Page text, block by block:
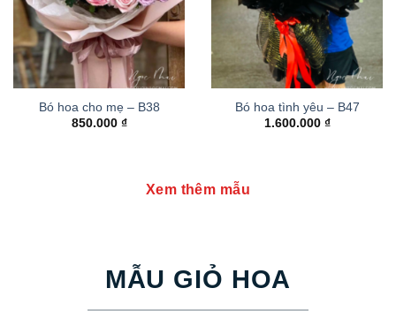
Bó hoa cho mẹ – B38
850.000 ₫
Bó hoa tình yêu – B47
1.600.000 ₫
Xem thêm mẫu
MẪU GIỎ HOA